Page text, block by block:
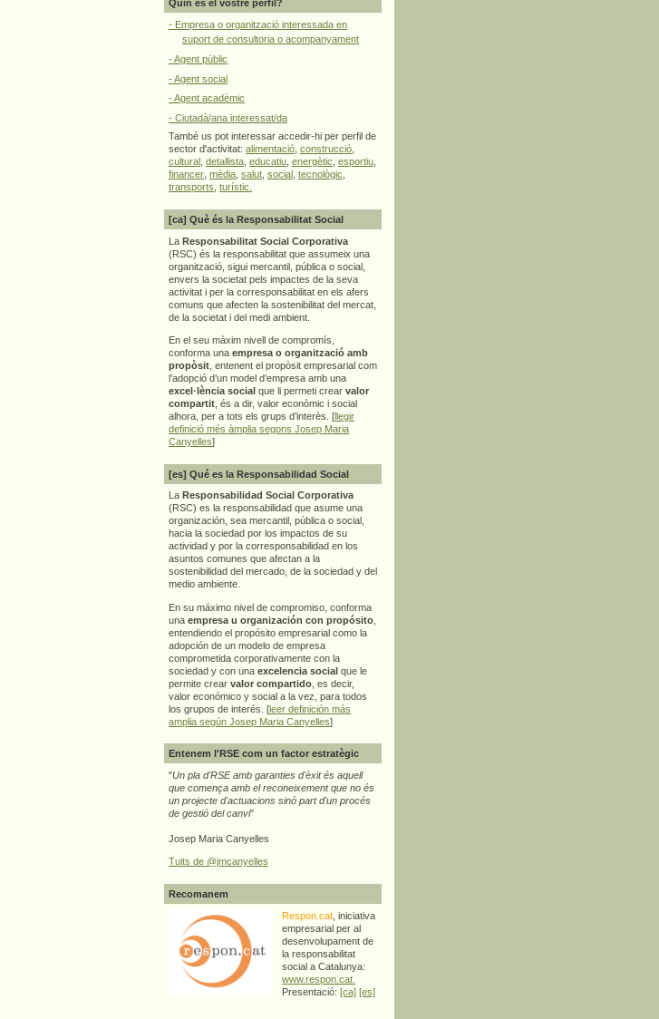
Quin és el vostre perfil?
- Empresa o organització interessada en
suport de consultoria o acompanyament
- Agent públic
- Agent social
- Agent acadèmic
- Ciutadà/ana interessat/da
També us pot interessar accedir-hi per perfil de
sector d'activitat: alimentació construcció
cultural
detallista educatiu energètic esportiu
financer mèdia salut social tecnològic
transports turístic.
[ca] Què és la Responsabilitat Social
La Responsabilitat Social Corporativa
(RSC) és la responsabilitat que assumeix una
organització, sigui mercantil, pública o social,
envers la societat pels impactes de la seva
activitat i per la corresponsabilitat en els afers
comuns que afecten la sostenibilitat del mercat,
de la societat i del medi ambient.
En el seu màxim nivell de compromís,
conforma una empresa o organització amb
propòsit , entenent el propòsit empresarial com
l’adopció d’un model d’empresa amb una
excel·lència social que li permeti crear valor
compartit , és a dir, valor econòmic i social
alhora, per a tots els grups d’interès. [llegir
definició més àmplia segons Josep Maria
Canyelles]
[es] Qué es la Responsabilidad Social
La Responsabilidad Social Corporativa
(RSC) es la responsabilidad que asume una
organización, sea mercantil, pública o social,
hacia la sociedad por los impactos de su
actividad y por la corresponsabilidad en los
asuntos comunes que afectan a la
sostenibilidad del mercado, de la sociedad y del
medio ambiente.
En su máximo nivel de compromiso, conforma
una empresa u organización con propósito
entendiendo el propósito empresarial como la
adopción de un modelo de empresa
comprometida corporativamente con la
sociedad y con una excelencia social que le
permite crear valor compartido , es decir,
valor económico y social a la vez, para todos
los grupos de interés. [leer definición más
amplia según Josep Maria Canyelles]
Entenem l'RSE com un factor estratègic
"Un pla d'RSE amb garanties d'èxit és aquell
que comença amb el reconeixement que no és
un projecte d'actuacions sinó part d'un procés
de gestió del canvi"
Josep Maria Canyelles
Tuits de @jmcanyelles
Recomanem
Respon.cat , iniciativa
empresarial per al
desenvolupament de
la responsabilitat
social a Catalunya:
www.respon.cat.
Presentació:[ca] [es]